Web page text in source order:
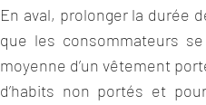
En aval, prolonger la durée
que les consommateurs
moyenne d’un vêtement
d’habits non portés et